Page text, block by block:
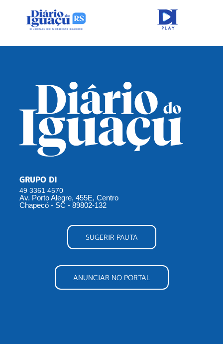
GRUPO DI
49 3361 4570
Av. Porto Alegre, 455E, Centro
Chapecó - SC - 89802-132
SUGERIR PAUTA
ANUNCIAR NO PORTAL